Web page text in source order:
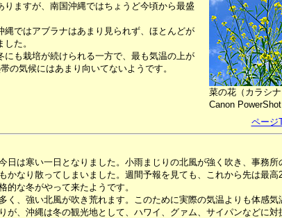
ますが、南国沖縄ではちょうど今頃から最盛
ではアブラナはあまり見られず、ほとんどが
た。
も栽培が続けられる一方で、最も気温の上が
の気候にはあまり向いてないようです。
菜の花（カラシナ
Canon
ページ
日は寒い一日となりました。小雨まじりの北風が強く吹き、事務所
かなり散ってしまいました。週間予報を見ても、これから先は最高
的な冬がやって来たようです。
、強い北風が吹き荒れます。このために実際の気温よりも体感気
が、沖縄は冬の観光地として、ハワイ、グァム、サイパンなどに対